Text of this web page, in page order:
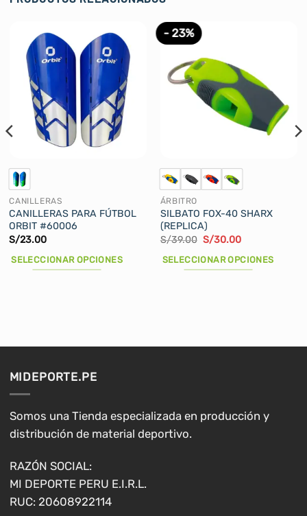
CANILLERAS
CANILLERAS PARA FÚTBOL
ORBIT #60006
S/23.00
SELECCIONAR OPCIONES
se
pueden
elegir
en
página
de
producto
- 23%
ÁRBITRO
SILBATO FOX-40 SHARX
(REPLICA)
S/39.00 El
original
era:
S/30.00El
actual
es:
SELECCIONAR OPCIONES
elegir
en
MIDEPORTE.PE
Somos una Tienda especializada en producción y
distribución de material deportivo.
RAZÓN SOCIAL:
MI DEPORTE PERU E.I.R.L.
RUC: 20608922114